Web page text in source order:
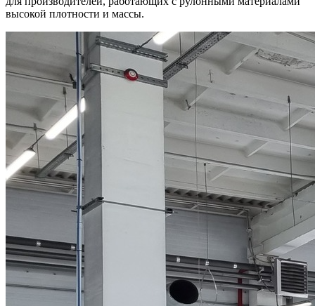
высокой плотности и массы.